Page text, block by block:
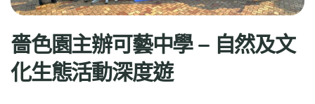
嗇色園主辦可藝中學 – 自然及文
化生態活動深度遊